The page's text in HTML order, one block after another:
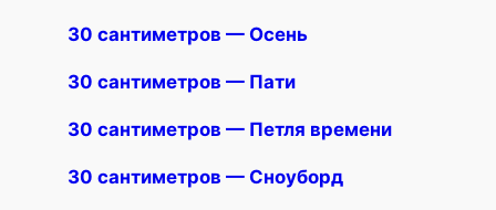
30 сантиметров — Осень
30 сантиметров — Пати
30 сантиметров — Петля времени
30 сантиметров — Сноуборд